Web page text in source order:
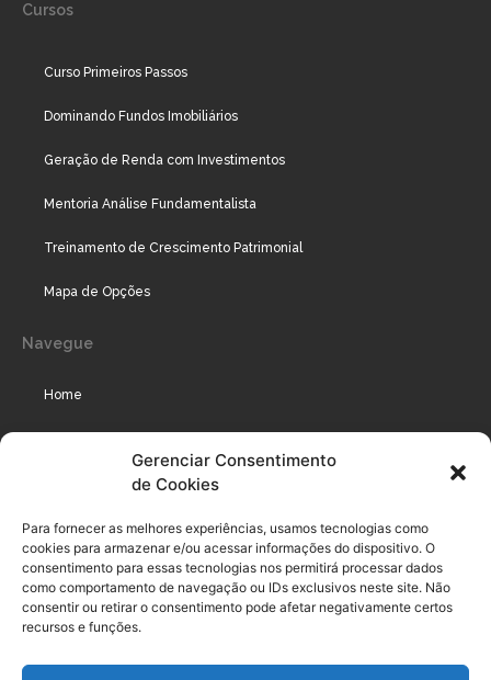
Gerenciar Consentimento
de Cookies
Para fornecer as melhores experiências, usamos tecnologias como
cookies para armazenar e/ou acessar informações do dispositivo. O
consentimento para essas tecnologias nos permitirá processar dados
como comportamento de navegação ou IDs exclusivos neste site. Não
consentir ou retirar o consentimento pode afetar negativamente certos
recursos e funções.
Cursos
Curso Primeiros Passos
Dominando Fundos Imobiliários
Geração de Renda com Investimentos
Mentoria Análise Fundamentalista
Treinamento de Crescimento Patrimonial
Mapa de Opções
Navegue
Home
Podcast
Legal